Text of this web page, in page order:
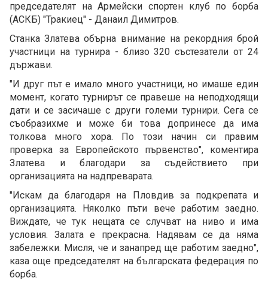
председателят на Армейски спортен клуб по борба
(АСКБ) "Тракиец" - Данаил Димитров.
Станка Златева обърна внимание на рекордния брой
участници на турнира - близо 320 състезатели от 24
държави.
"И друг път е имало много участници, но имаше един
момент, когато турнирът се правеше на неподходящи
дати и се засичаше с други големи турнири. Сега се
съобразихме и може би това допринесе да има
толкова много хора. По този начин си правим
проверка за Европейското първенство", коментира
Златева и благодари за съдействието при
организацията на надпреварата.
"Искам да благодаря на Пловдив за подкрепата и
организацията. Няколко пъти вече работим заедно.
Виждате, че тук нещата се случват на ниво и има
условия. Залата е прекрасна. Надявам се да няма
забележки. Мисля, че и занапред ще работим заедно",
каза още председателят на българската федерация по
борба.